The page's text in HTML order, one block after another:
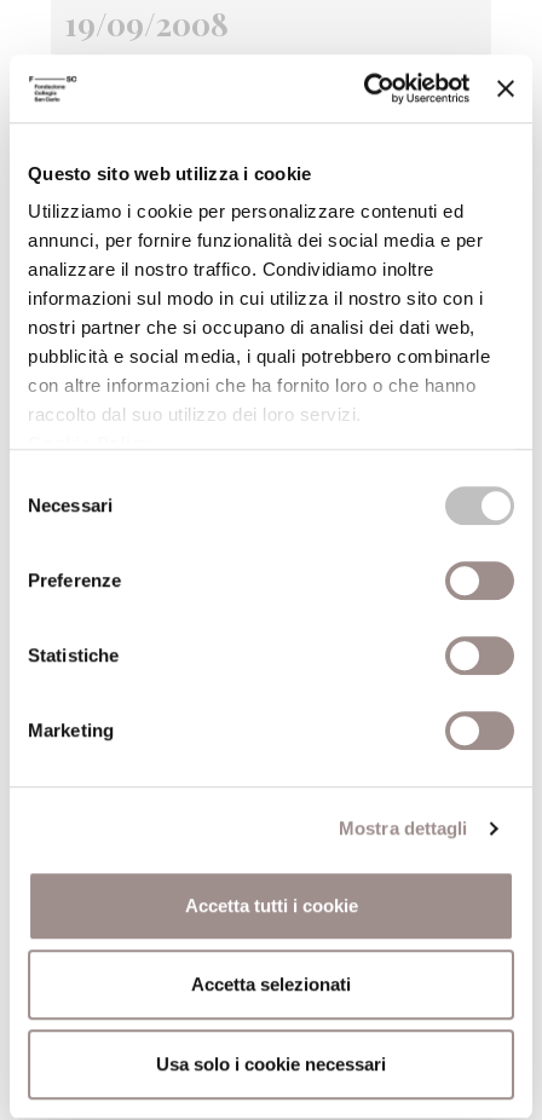
Questo sito web utilizza i cookie
Utilizziamo i cookie per personalizzare contenuti ed
annunci, per fornire funzionalità dei social media e per
analizzare il nostro traffico. Condividiamo inoltre
informazioni sul modo in cui utilizza il nostro sito con i
nostri partner che si occupano di analisi dei dati web,
pubblicità e social media, i quali potrebbero combinarle
con altre informazioni che ha fornito loro o che hanno
raccolto dal suo utilizzo dei loro servizi.
delNecessari
Preferenze
Statistiche
Marketing
Mostra dettagli
Accetta tutti i cookie
Accetta selezionati
Usa solo i cookie necessari
19/09/2008
Le sculture fantastiche della torre
Ghirlandina
19/09/2008
Un futuro per gli altri
Esercizi virtuosi per ambiente, salute e donazione
Festival Filosofia
Festival Filosofia
19/09/2008
Patto di sale Comics e disegni fantastici del
Gruppo Canicola
Attraverso la finestra Fotografie di Giorgio
Barrera
Festival Filosofia
19/09/2008
Fantasia come progetto